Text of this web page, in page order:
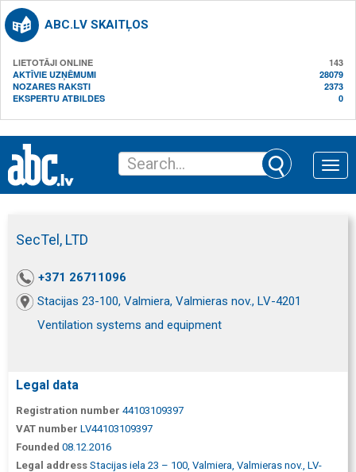
ABC.LV SKAITĻOS
LIETOTĀJI ONLINE
143
AKTĪVIE UZŅĒMUMI
28079
NOZARES RAKSTI
2373
EKSPERTU ATBILDES
0
Toggle
SecTel, LTD
+371 26711096
Stacijas 23-100, Valmiera, Valmieras nov., LV-4201
Ventilation systems and equipment
Legal data
Registration number 44103109397
VAT number LV44103109397
Founded 08.12.2016
Legal address Stacijas iela 23 – 100, Valmiera, Valmieras nov., LV-